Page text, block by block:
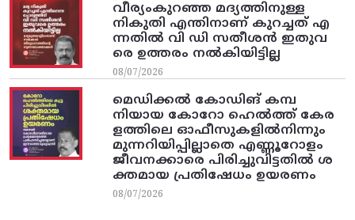
വീര്യംകുറഞ്ഞ മദ്യത്തിനുള്ള
നികുതി എന്തിനാണ് കുറച്ചത് എ
ന്നതിൽ വി ഡി സതീശൻ ഇതുവ
രെ ഉത്തരം നൽകിയിട്ടില്ല
08/07/2026
മെഡിക്കൽ കോഡിങ് കമ്പ
നിയായ കോറോ ഹെൽത്ത് കേര
ളത്തിലെ ഓഫീസുകളിൽനിന്നും
മുന്നറിയിപ്പില്ലാതെ എണ്ണൂറോളം
ജീവനക്കാരെ പിരിച്ചുവിട്ടതിൽ‌ ശ
ക്തമായ പ്രതിഷേധം ഉയരണം
08/07/2026